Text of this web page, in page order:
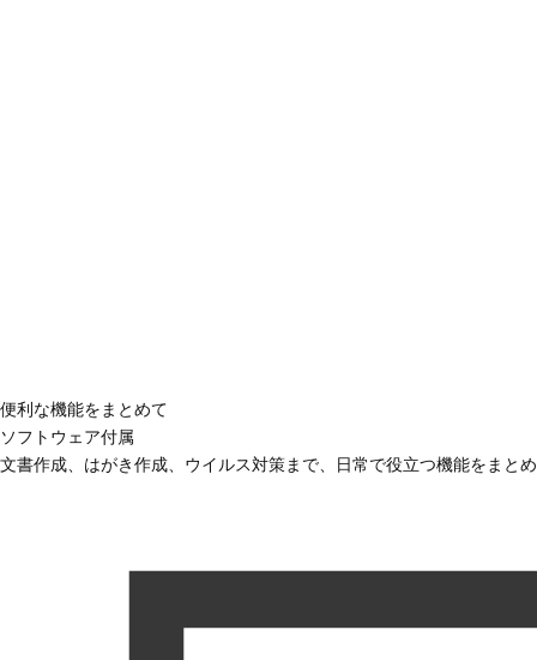
便利な機能をまとめて
ソフトウェア付属
文書作成、はがき作成、ウイルス対策まで、日常で役立つ機能をまと